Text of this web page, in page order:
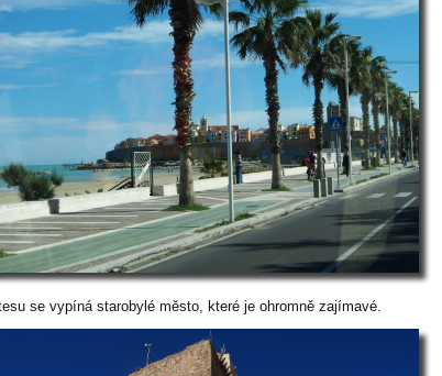
se vypíná starobylé město, které je ohromně zajímavé.